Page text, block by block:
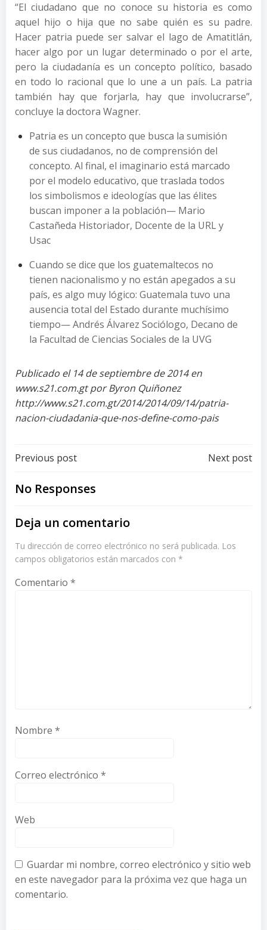
“El ciudadano que no conoce su historia es como
aquel hijo o hija que no sabe quién es su padre.
Hacer patria puede ser salvar el lago de Amatitlán,
hacer algo por un lugar determinado o por el arte,
pero la ciudadanía es un concepto político, basado
en todo lo racional que lo une a un país. La patria
también hay que forjarla, hay que involucrarse”,
concluye la doctora Wagner.
Patria es un concepto que busca la sumisión
de sus ciudadanos, no de comprensión del
concepto. Al final, el imaginario está marcado
por el modelo educativo, que traslada todos
los simbolismos e ideologías que las élites
buscan imponer a la población— Mario
Castañeda Historiador, Docente de la URL y
Usac
Cuando se dice que los guatemaltecos no
tienen nacionalismo y no están apegados a su
país, es algo muy lógico: Guatemala tuvo una
ausencia total del Estado durante muchísimo
tiempo— Andrés Álvarez Sociólogo, Decano de
la Facultad de Ciencias Sociales de la UVG
Publicado el 14 de septiembre de 2014 en
www.s21.com.gt por Byron Quiñonez
http://www.s21.com.gt/2014/2014/09/14/patria-
nacion-ciudadania-que-nos-define-como-pais
Post
navigation
Previous post Next post
No Responses
Deja un comentario
Tu dirección de correo electrónico no será publicada. Los
campos obligatorios están marcados con *
Comentario *
Nombre *
Correo electrónico *
Web
Guardar mi nombre, correo electrónico y sitio web
en este navegador para la próxima vez que haga un
comentario.